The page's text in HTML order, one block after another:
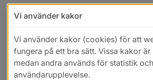
Vi använder kakor
Vi använder kakor (cookies) för att
fungera på ett bra sätt. Vissa kakor
medan andra används för statistik
användarupplevelse.